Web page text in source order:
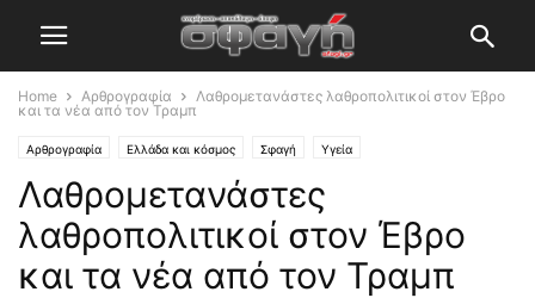
Home Αρθρογραφία
Λαθρομετανάστες λαθροπολιτικοί στον Έβρο
και τα νέα από τον Τραμπ
Αρθρογραφία Ελλάδα και κόσμος Σφαγή Υγεία
Λαθρομετανάστες
λαθροπολιτικοί στον Έβρο
και τα νέα από τον Τραμπ